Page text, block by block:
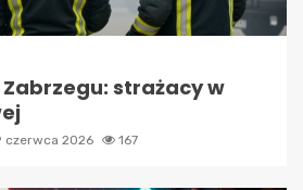
strażacy w
czerwca 2026 167